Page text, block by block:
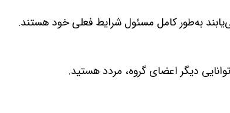
به‌طور کامل مسئول شرایط فعلی خود هستند.
دیگر اعضای گروه، مردد هستید.